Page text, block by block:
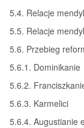
5.4. Relacje
5.5. Relacje
5.6. Przebieg
5.6.1. Dominikanie
5.6.2.
5.6.3. Karmelici
5.6.4. Augustianie